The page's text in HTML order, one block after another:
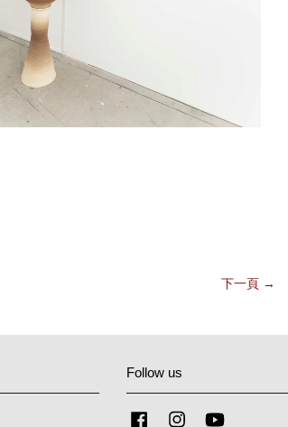
下一頁→
Follow us
FacebookInstagram